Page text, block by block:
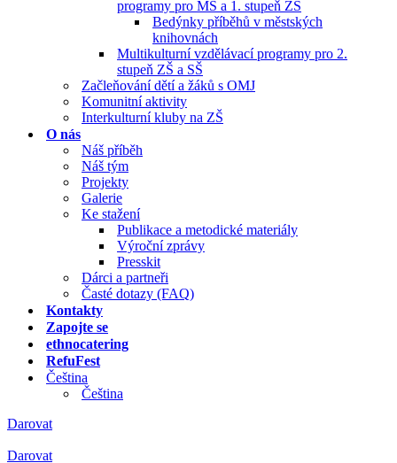
programy pro MŠ a 1. stupeň ZŠ
Bedýnky příběhů v městských
knihovnách
Multikulturní vzdělávací programy pro 2.
stupeň ZŠ a SŠ
Začleňování dětí a žáků s OMJ
Komunitní aktivity
Interkulturní kluby na ZŠ
O nás
Náš příběh
Náš tým
Projekty
Galerie
Ke stažení
Publikace a metodické materiály
Výroční zprávy
Presskit
Dárci a partneři
Časté dotazy (FAQ)
Kontakty
Zapojte se
ethnocatering
RefuFest
Čeština
Čeština
Darovat
Darovat